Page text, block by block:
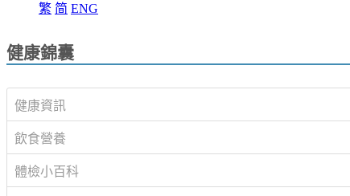
繁 简 ENG
健康錦囊
健康資訊
飲食營養
體檢小百科